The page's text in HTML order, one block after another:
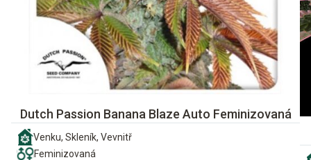
Dutch Passion Banana Blaze Auto Feminizovaná
Venku, Skleník, Vevnitř
Feminizovaná